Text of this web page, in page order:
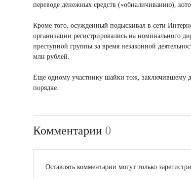
переводе денежных средств («обналичиванию),
Кроме того, осужденный подыскивал в сети
организации регистрировались на номинального
преступной группы за время незаконной
млн рублей.
Еще одному участнику шайки тож, заключившему
порядке.
Комментарии 0
Оставлять комментарии могут только